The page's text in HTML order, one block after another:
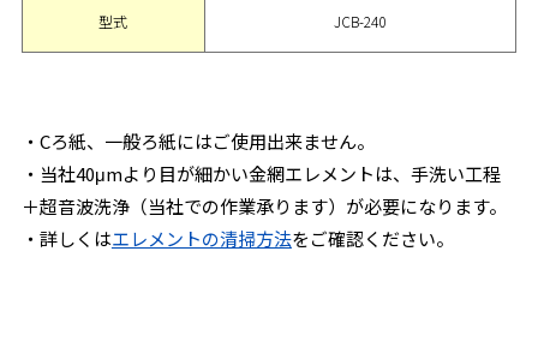
型式 JCB-240
・Cろ紙、一般ろ紙にはご使用出来ません。
・当社40μmより目が細かい金網エレメントは、手洗い工程
＋超音波洗浄（当社での作業承ります）が必要になります。
・詳しくはエレメントの清掃方法をご確認ください。